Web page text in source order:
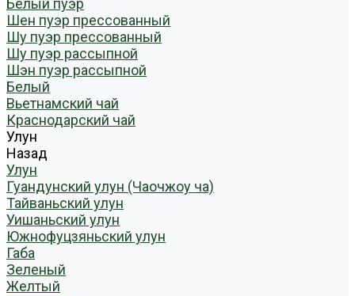
Белый пуэр
Шен пуэр прессованный
Шу пуэр прессованный
Шу пуэр рассыпной
Шэн пуэр рассыпной
Белый
Вьетнамский чай
Краснодарский чай
Улун
Назад
Улун
Гуандунский улун (Чаочжоу ча)
Тайваньский улун
Уишаньский улун
Южнофуцзяньский улун
Габа
Зеленый
Желтый